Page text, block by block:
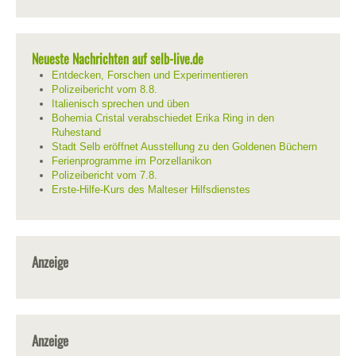
Neueste Nachrichten auf selb-live.de
Entdecken, Forschen und Experimentieren
Polizeibericht vom 8.8.
Italienisch sprechen und üben
Bohemia Cristal verabschiedet Erika Ring in den
Ruhestand
Stadt Selb eröffnet Ausstellung zu den Goldenen Büchern
Ferienprogramme im Porzellanikon
Polizeibericht vom 7.8.
Erste-Hilfe-Kurs des Malteser Hilfsdienstes
Anzeige
Anzeige